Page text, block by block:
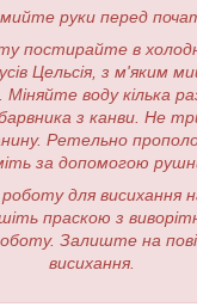
руки перед
постирайте в
Цельсія, з м'яким
Міняйте воду кілька
з канви. Не
Ретельно
за допомогою
для висихання
праскою з
Залиште на
висихання.